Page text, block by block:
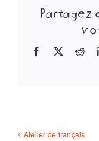
Facebook
X
Atelier de français